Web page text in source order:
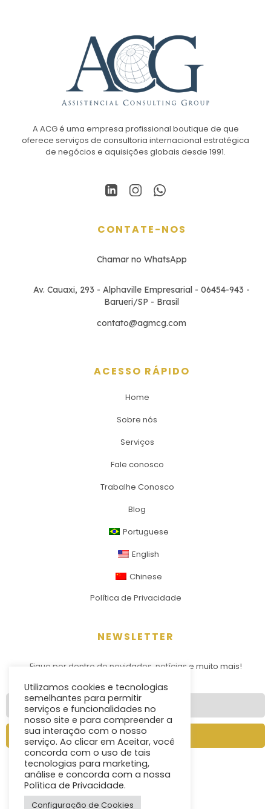
A ACG é uma empresa profissional boutique de que
oferece serviços de consultoria internacional estratégica
de negócios e aquisições globais desde 1991.
CONTATE-NOS
Chamar no WhatsApp
Av. Cauaxi, 293 - Alphaville Empresarial - 06454-943 -
Barueri/SP - Brasil
contato@agmcg.com
ACESSO RÁPIDO
Home
Sobre nós
Serviços
Fale conosco
Trabalhe Conosco
Blog
Portuguese
English
Chinese
Política de Privacidade
NEWSLETTER
Fique por dentro de novidades, notícias e muito mais!
Enviar
Utilizamos cookies e tecnologias
semelhantes para permitir
serviços e funcionalidades no
nosso site e para compreender a
sua interação com o nosso
serviço. Ao clicar em Aceitar, você
concorda com o uso de tais
tecnologias para marketing,
análise e concorda com a nossa
Política de Privacidade.
Configuração de Cookies